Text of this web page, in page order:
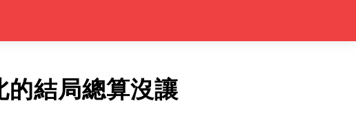
的結局總算沒讓